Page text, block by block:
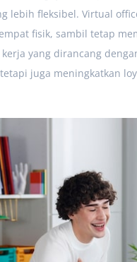
lebih fleksibel. Virtual
fisik, sambil tetap
yang dirancang
juga meningkatkan